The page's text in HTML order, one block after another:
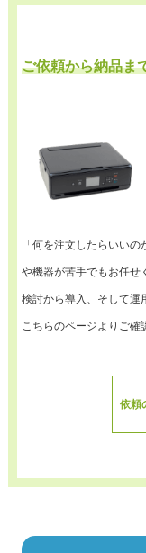
ご依頼から納品ま
「何を注文したらいい
や機器が苦手でもお任せ
検討から導入、そして運
こちらのページよりご確
依頼